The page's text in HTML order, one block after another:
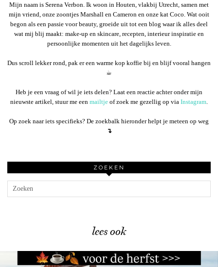
Mijn naam is Serena Verbon. Ik woon in Houten, vlakbij Utrecht, samen met
mijn vriend, onze zoontjes Marshall en Cameron en onze kat Coco. Wat ooit
begon als een passie voor beauty, groeide uit tot een blog waar ik alles deel
wat mij blij maakt: make-up en skincare, recepten, interieur inspiratie en
persoonlijke momenten uit het dagelijks leven.
Dus scroll lekker rond, pak er een warme kop koffie bij en blijf vooral hangen
☕︎
Heb je een vraag of wil je iets delen? Laat een reactie achter onder mijn
nieuwste artikel, stuur me een mailtje of zoek me gezellig op via Instagram
Op zoek naar iets specifieks? De zoekbalk hieronder helpt je meteen op weg
↴
ZOEKEN
lees ook